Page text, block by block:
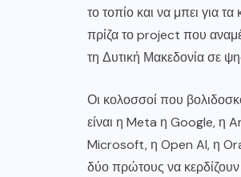
το τοπίο και να μπει για
πρίζα το project που
τη Δυτική Μακεδονία σε
Οι κολοσσοί που
είναι η Meta η Google, η
Microsoft, η Open AI, η
δύο πρώτους να